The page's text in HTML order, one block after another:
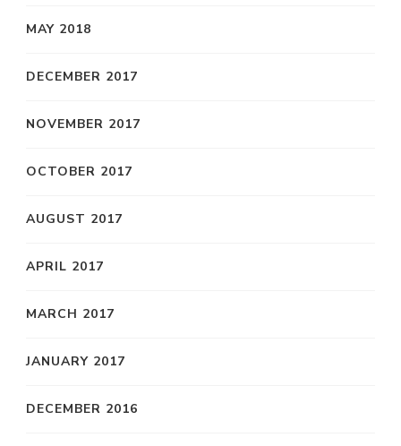
MAY 2018
DECEMBER 2017
NOVEMBER 2017
OCTOBER 2017
AUGUST 2017
APRIL 2017
MARCH 2017
JANUARY 2017
DECEMBER 2016